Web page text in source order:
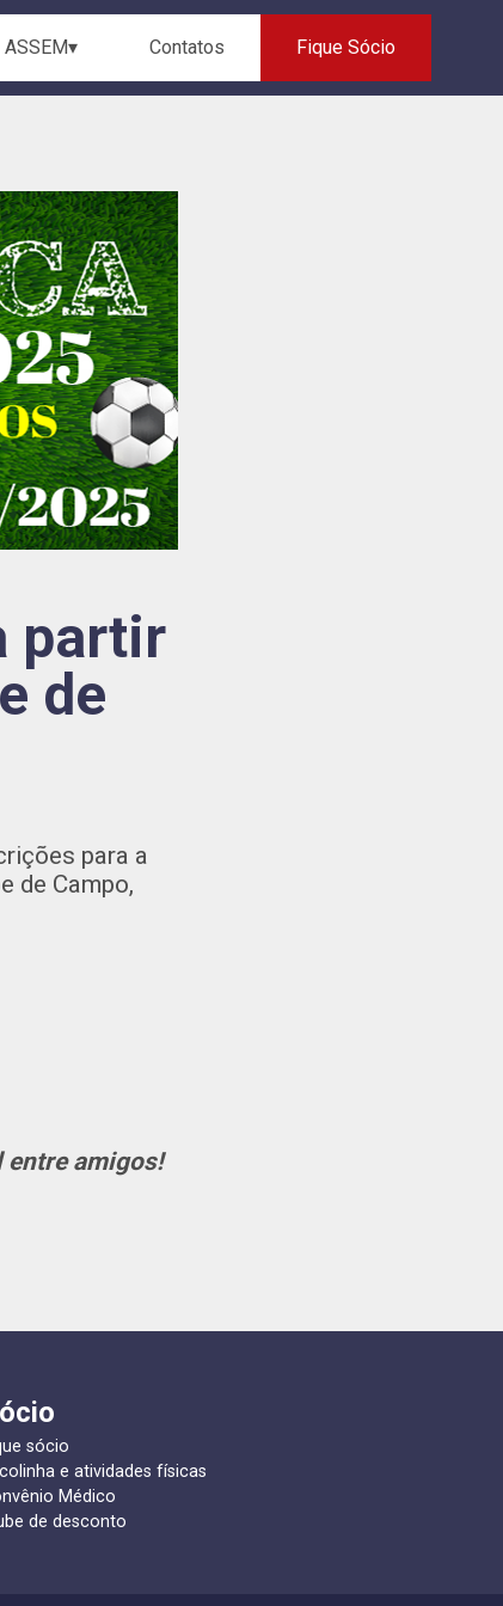
ASSEM▾ Contatos Fique Sócio
partir
de
para a
de Campo,
entre amigos!
sócio
e atividades físicas
Médico
de desconto